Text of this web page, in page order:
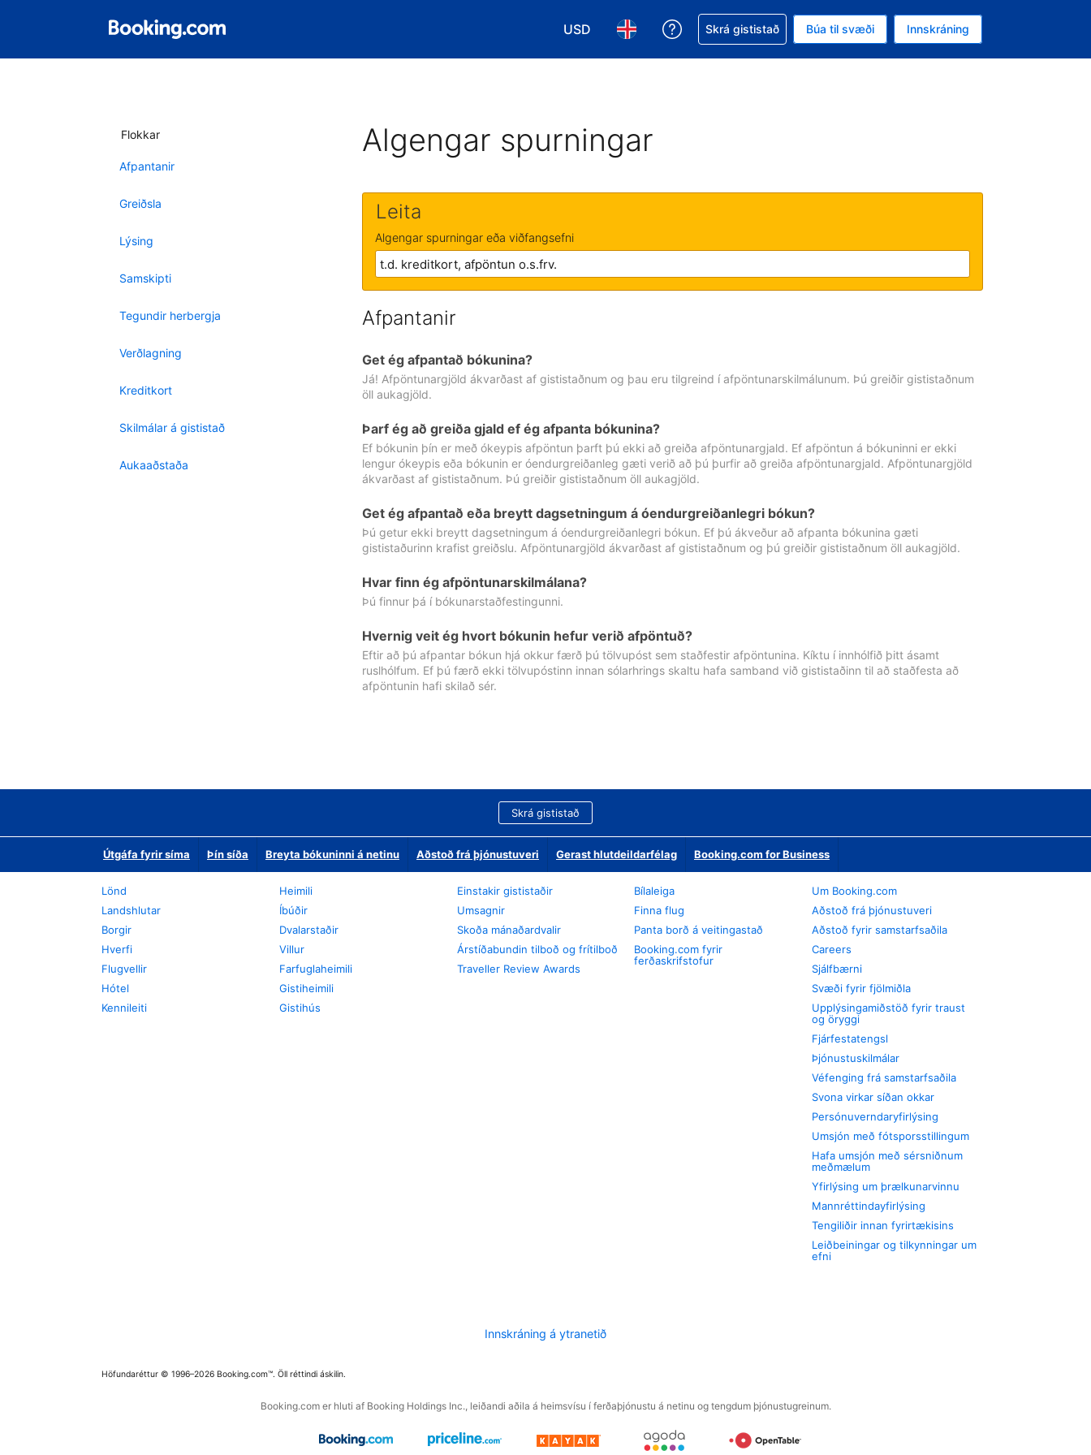
USD
Veldu gjaldmiðil. Í augnablikinu er gjaldmiðillinn Bandaríkjadalur
Veldu þitt tungumál. Í augnablikinu er tungumál þitt Íslensku
Fá aðstoð við bókunina
Skrá gististað Búa til svæði Innskráning
Flokkar
Afpantanir
Greiðsla
Lýsing
Samskipti
Tegundir herbergja
Verðlagning
Kreditkort
Skilmálar á gististað
Aukaaðstaða
Algengar spurningar
Leita
Algengar spurningar eða viðfangsefni
Afpantanir
Get ég afpantað bókunina?
Já! Afpöntunargjöld ákvarðast af gististaðnum og þau eru tilgreind í afpöntunarskilmálunum. Þú greiðir gististaðnum
öll aukagjöld.
Þarf ég að greiða gjald ef ég afpanta bókunina?
Ef bókunin þín er með ókeypis afpöntun þarft þú ekki að greiða afpöntunargjald. Ef afpöntun á bókuninni er ekki
lengur ókeypis eða bókunin er óendurgreiðanleg gæti verið að þú þurfir að greiða afpöntunargjald. Afpöntunargjöld
ákvarðast af gististaðnum. Þú greiðir gististaðnum öll aukagjöld.
Get ég afpantað eða breytt dagsetningum á óendurgreiðanlegri bókun?
Þú getur ekki breytt dagsetningum á óendurgreiðanlegri bókun. Ef þú ákveður að afpanta bókunina gæti
gististaðurinn krafist greiðslu. Afpöntunargjöld ákvarðast af gististaðnum og þú greiðir gististaðnum öll aukagjöld.
Hvar finn ég afpöntunarskilmálana?
Þú finnur þá í bókunarstaðfestingunni.
Hvernig veit ég hvort bókunin hefur verið afpöntuð?
Eftir að þú afpantar bókun hjá okkur færð þú tölvupóst sem staðfestir afpöntunina. Kíktu í innhólfið þitt ásamt
ruslhólfum. Ef þú færð ekki tölvupóstinn innan sólarhrings skaltu hafa samband við gististaðinn til að staðfesta að
afpöntunin hafi skilað sér.
Skrá gististað
Útgáfa fyrir síma Þín síða Breyta bókuninni á netinu Aðstoð frá þjónustuveri Gerast hlutdeildarfélag Booking.com for Business
Lönd
Landshlutar
Borgir
Hverfi
Flugvellir
Hótel
Kennileiti
Heimili
Íbúðir
Dvalarstaðir
Villur
Farfuglaheimili
Gistiheimili
Gistihús
Einstakir gististaðir
Umsagnir
Skoða mánaðardvalir
Árstíðabundin tilboð og frítilboð
Traveller Review Awards
Bílaleiga
Finna flug
Panta borð á veitingastað
Booking.com fyrir
ferðaskrifstofur
Um Booking.com
Aðstoð frá þjónustuveri
Aðstoð fyrir samstarfsaðila
Careers
Sjálfbærni
Svæði fyrir fjölmiðla
Upplýsingamiðstöð fyrir traust
og öryggi
Fjárfestatengsl
Þjónustuskilmálar
Véfenging frá samstarfsaðila
Svona virkar síðan okkar
Persónuverndaryfirlýsing
Umsjón með fótsporsstillingum
Hafa umsjón með sérsniðnum
meðmælum
Yfirlýsing um þrælkunarvinnu
Mannréttindayfirlýsing
Tengiliðir innan fyrirtækisins
Leiðbeiningar og tilkynningar um
efni
Innskráning á ytranetið
Höfundaréttur © 1996–2026 Booking.com™. Öll réttindi áskilin.
Booking.com er hluti af Booking Holdings Inc., leiðandi aðila á heimsvísu í ferðaþjónustu á netinu og tengdum þjónustugreinum.